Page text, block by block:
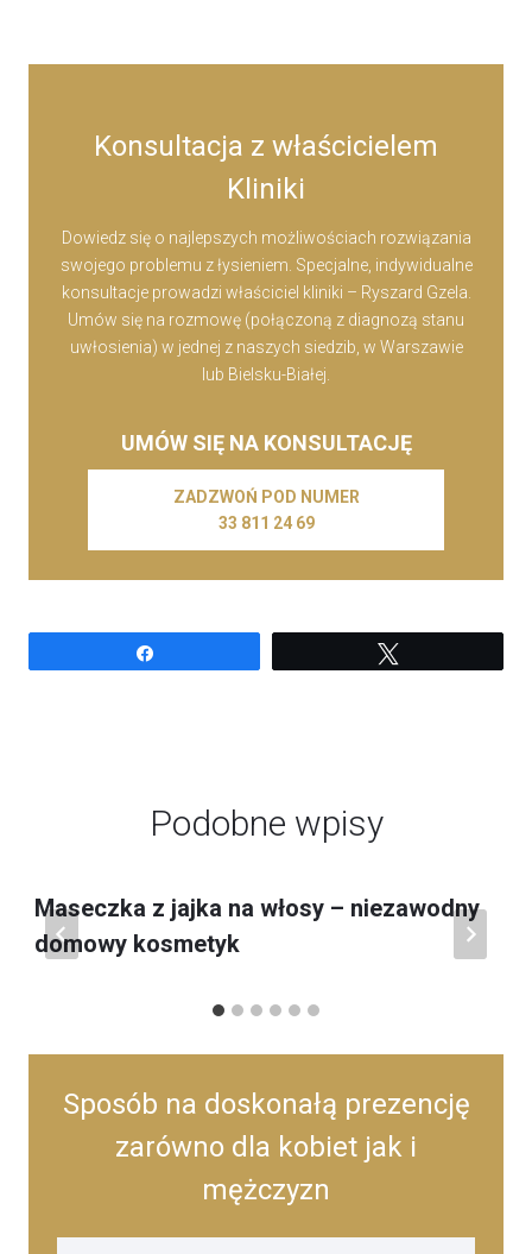
Konsultacja z właścicielem
Kliniki
Dowiedz się o najlepszych możliwościach rozwiązania
swojego problemu z łysieniem. Specjalne, indywidualne
konsultacje prowadzi właściciel kliniki – Ryszard Gzela.
Umów się na rozmowę (połączoną z diagnozą stanu
uwłosienia) w jednej z naszych siedzib, w Warszawie
lub Bielsku-Białej.
UMÓW SIĘ NA KONSULTACJĘ
ZADZWOŃ POD NUMER
33 811 24 69
Podobne wpisy
Maseczka z jajka na włosy – niezawodny
domowy kosmetyk
Sposób na doskonałą prezencję
zarówno dla kobiet jak i
mężczyzn